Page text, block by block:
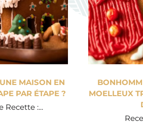
MAISON EN
PAR ÉTAPE ?
Recette :...
MOELLEUX